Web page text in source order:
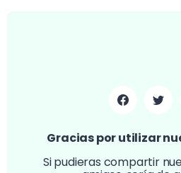
Gracias por utilizar
Si pudieras compartir